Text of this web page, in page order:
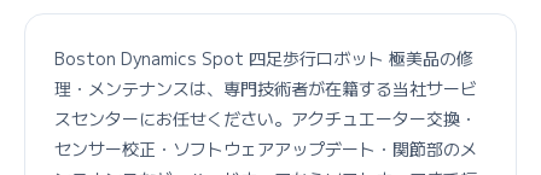
Boston Dynamics Spot 四足歩行ロボット 極美品の修
理・メンテナンスは、専門技術者が在籍する当社サービ
スセンターにお任せください。アクチュエーター交換・
センサー校正・ソフトウェアアップデート・関節部のメ